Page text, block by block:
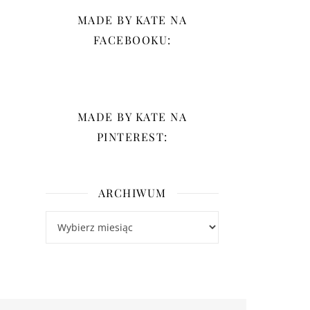
MADE BY KATE NA
FACEBOOKU:
MADE BY KATE NA
PINTEREST:
ARCHIWUM